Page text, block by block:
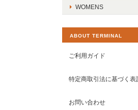
WOMENS
ABOUT TERMINAL
ご利用ガイド
特定商取引法に基づく表
お問い合わせ